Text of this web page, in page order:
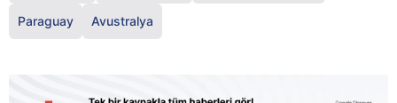
Paraguay Avustralya